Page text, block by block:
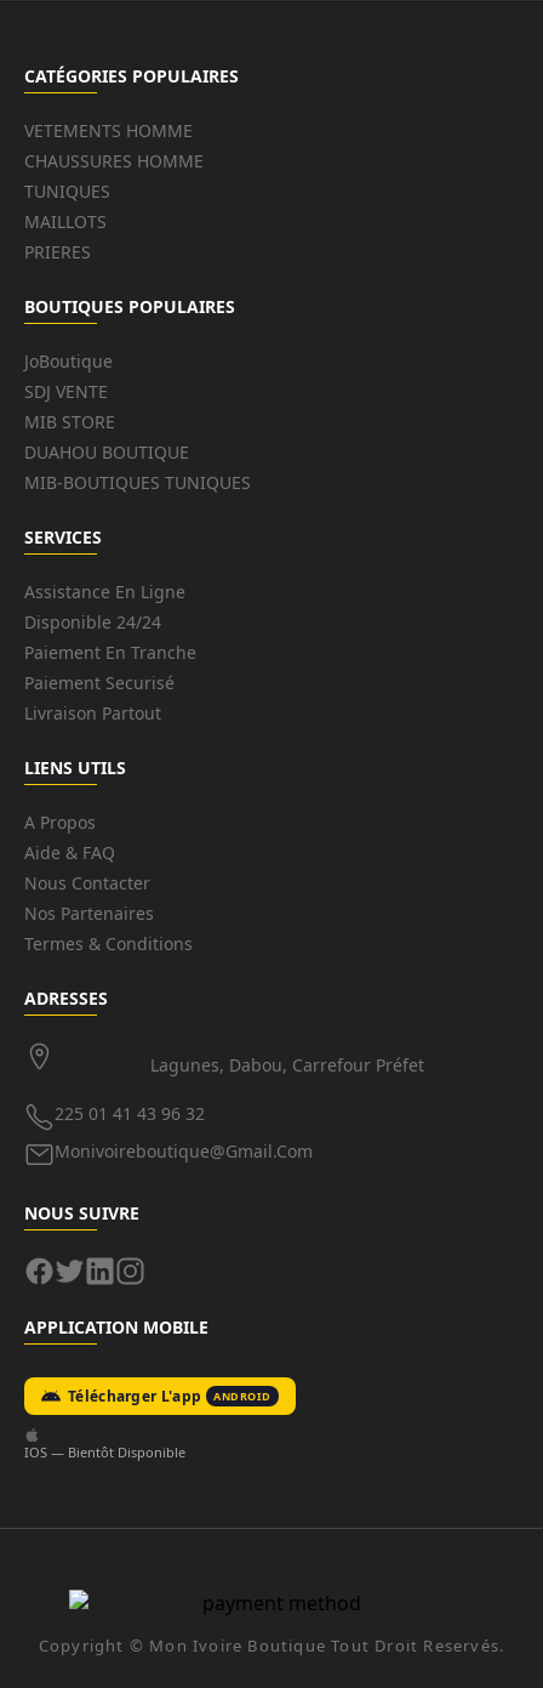
CATÉGORIES POPULAIRES
VETEMENTS HOMME
CHAUSSURES HOMME
TUNIQUES
MAILLOTS
PRIERES
BOUTIQUES POPULAIRES
JoBoutique
SDJ VENTE
MIB STORE
DUAHOU BOUTIQUE
MIB-BOUTIQUES TUNIQUES
SERVICES
Assistance En Ligne
Disponible 24/24
Paiement En Tranche
Paiement Securisé
Livraison Partout
LIENS UTILS
A Propos
Aide & FAQ
Nous Contacter
Nos Partenaires
Termes & Conditions
ADRESSES
Lagunes, Dabou, Carrefour Préfet
225 01 41 43 96 32
Monivoireboutique@gmail.com
NOUS SUIVRE
APPLICATION MOBILE
Télécharger L'app ANDROID
IOS — Bientôt Disponible
Copyright © Mon Ivoire Boutique Tout Droit Reservés.